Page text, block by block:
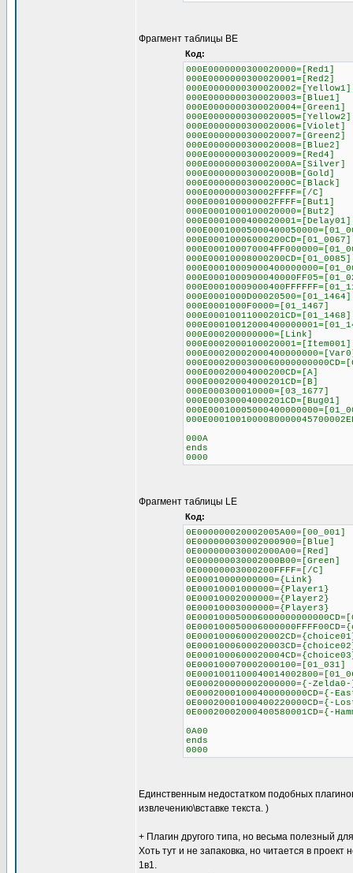
Фрагмент таблицы BE
Код:
000E0000000300020000=[Red1]
000E0000000300020001=[Red2]
000E0000000300020002=[Yellow1]
000E0000000300020003=[Blue1]
000E0000000300020004=[Green1]
000E0000000300020005=[Yellow2]
000E0000000300020006=[Violet]
000E0000000300020007=[Green2]
000E0000000300020008=[Blue2]
000E0000000300020009=[Red4]
000E000000030002000A=[Silver]
000E000000030002000B=[Gold]
000E000000030002000C=[Black]
000E000000030002FFFF=[/C]
000E000100000002FFFF=[But1]
000E0001000100020000=[But2]
000E0001000400020001=[Delay01]
000E00010006000200CD=[01_0067]
000E00010008000200CD=[01_0085]
000E0001000D00020500=[01_1464]
000E0001000F0000=[01_1467]
000E00010011000201CD=[01_1468]
000E000200000000=[Link]
000E0002000100020001=[Item001]
000E00020004000200CD=[A]
000E00020004000201CD=[B]
000E000300010000=[03_1677]
000E00030004000201CD=[Bug01]
000A
ends
0000
Фрагмент таблицы LE
Код:
0E000000020002005A00=[00_001]
0E000000030002000900=[Blue]
0E000000030002000A00=[Red]
0E000000030002000B00=[Green]
0E00000003000200FFFF=[/C]
0E00010000000000={Link}
0E00010001000000={Player1}
0E00010002000000={Player2}
0E00010003000000={Player3}
0E000100070002000100=[01_031]
0E000200000002000000={-
0E00020001000400000000CD={-
0E00020001000400220000CD={-
0E00020002000400580001CD={-
0A00
ends
0000
Единственным недостатком подобных
извлечению\вставке текста. )
+ Плагин другого типа, но весьма полезный
Хоть тут и не запаковка, но читается в проект
1в1.